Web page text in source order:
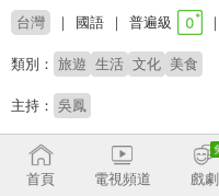
台灣 國語 普遍級
類別： 旅遊 生活 文化 美食
主持： 吳鳳
# 玩台灣
首頁 電視頻道 戲劇